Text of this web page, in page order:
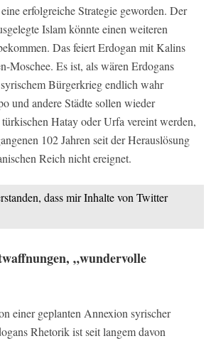
erfolgreiche Strategie geworden. Der
Islam könnte einen weiteren
Das feiert Erdogan mit Kalins
Moschee. Es ist, als wären Erdogans
Bürgerkrieg endlich wahr
und andere Städte sollen wieder
Hatay oder Urfa vereint werden,
102 Jahren seit der Herauslösung
Reich nicht ereignet.
dass mir Inhalte von Twitter
„wundervolle
einer geplanten Annexion syrischer
Rhetorik ist seit langem davon